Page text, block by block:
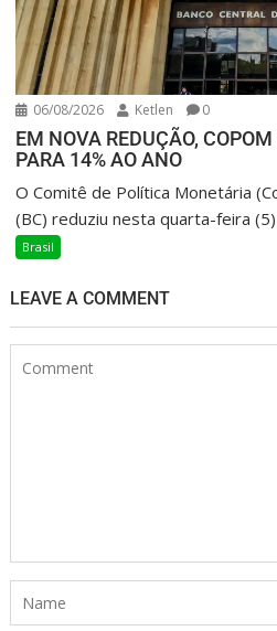
06/08/2026 Ketlen 0
EM NOVA REDUÇÃO,
PARA 14% AO ANO
O Comitê de Política Monetária
(BC) reduziu nesta quarta-feira
Brasil
LEAVE A COMMENT